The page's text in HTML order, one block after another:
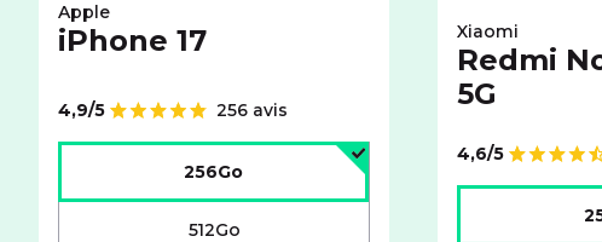
Apple
iPhone 17
Note de
4,9/5
256 avis
256Go
512Go
Xiaomi
Redmi
5G
Note de
4,6/5